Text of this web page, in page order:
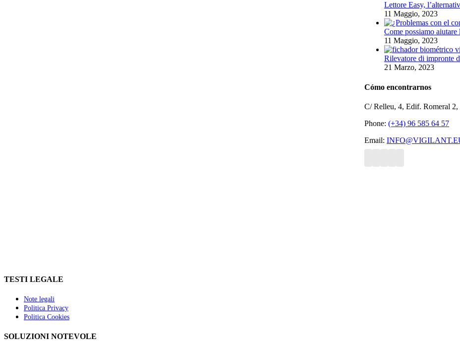
Lettore Easy,
11 Maggio, 2023
Come possiamo
11 Maggio, 2023
Rilevatore di impronte
21 Marzo, 2023
Cómo encontrarnos
C/ Relleu, 4, Edif. Romeral
Phone: (+34) 96 585 64 57
Email:
TESTI LEGALE
Note legali
Politica Privacy
Politica Cookies
SOLUZIONI NOTEVOLE